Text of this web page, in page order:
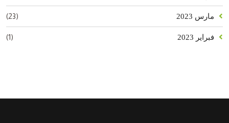
مارس 2023 (23)
فبراير 2023 (1)